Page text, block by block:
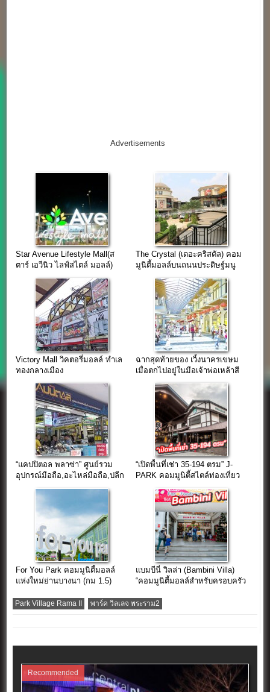
Advertisements
Star Avenue Lifestyle Mall(ส
ตาร์ เอวีนิว ไลฟ์สไตล์ มอลล์)
The Crystal (เดอะคริสตัล) คอม
มูนิตี้มอลล์บนถนนประดิษฐ์มนู
Victory Mall วิคตอรี่มอลล์ ทำเล
ทองกลางเมือง
ฉากสุดท้ายของ เวิ้งนาครเขษม
เมื่อตกไปอยู่ในมือเจ้าพ่อเหล้าสี
“แคปปิตอล พลาซ่า” ศูนย์รวม
อุปกรณ์มือถือ,อะไหล่มือถือ,ปลีก
และส่ง ใจกลางย่านคลองถม
เสือป่า
“เปิดพื้นที่เช่า 35-194 ตรม” J-
PARK คอมมูนิตี้สไตล์ท่องเที่ยว
For You Park คอมมูนิตี้มอลล์
แห่งใหม่ย่านบางนา (กม 1.5)
แบมบีนี่ วิลล่า (Bambini Villa)
“คอมมูนิตี้มอลล์สำหรับครอบครัว
Park Village Rama II พาร์ค วิลเลจ พระราม2
Recommended